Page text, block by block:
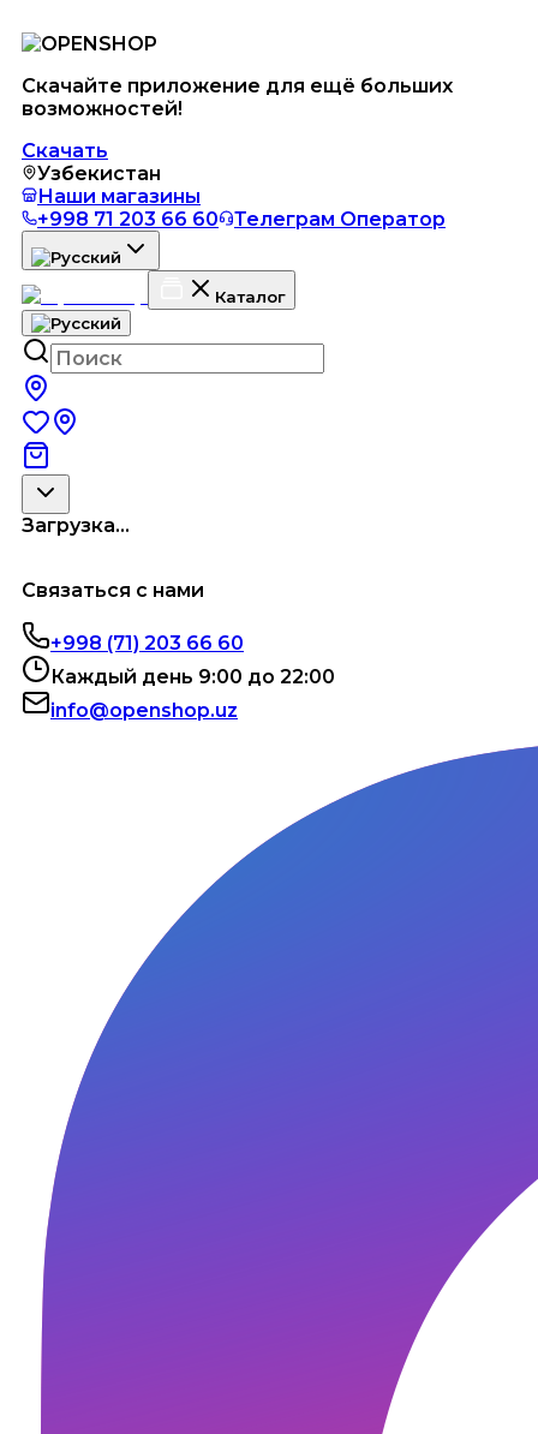
Скачайте приложение для ещё больших
возможностей!
Скачать
Узбекистан
Наши магазины
+998 71 203 66 60
Телеграм Оператор
Каталог
Загрузка...
Связаться с нами
+998 (71) 203 66 60
Каждый день 9:00 до 22:00
info@openshop.uz